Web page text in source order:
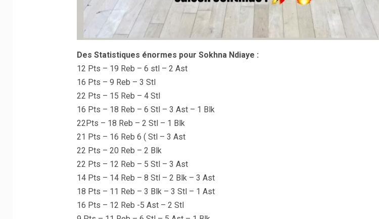
Des Statistiques énormes pour Sokhna Ndiaye :
12 Pts – 19 Reb – 6 stl – 2 Ast
16 Pts – 9 Reb – 3 Stl
22 Pts – 15 Reb – 4 Stl
16 Pts – 18 Reb – 6 Stl – 3 Ast – 1 Blk
22Pts – 18 Reb – 2 Stl – 1 Blk
21 Pts – 16 Reb 6 ( Stl – 3 Ast
22 Pts – 20 Reb – 2 Blk
22 Pts – 12 Reb – 5 Stl – 3 Ast
14 Pts – 14 Reb – 8 Stl – 2 Blk – 3 Ast
18 Pts – 11 Reb – 3 Blk – 3 Stl – 1 Ast
16 Pts – 12 Reb -5 Ast – 2 Stl